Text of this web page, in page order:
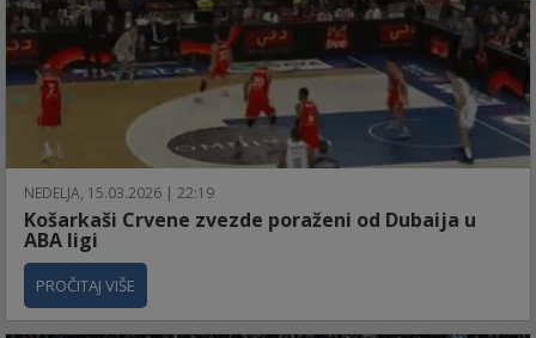
NEDELJA, 15.03.2026 | 22:19
Košarkaši Crvene zvezde poraženi od Dubaija u
ABA ligi
PROČITAJ VIŠE